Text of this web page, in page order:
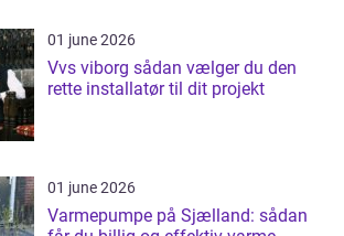
01 june 2026
Vvs viborg sådan vælger du den
rette installatør til dit projekt
01 june 2026
Varmepumpe på Sjælland: sådan